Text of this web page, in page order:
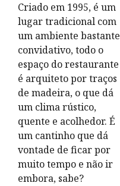
Criado em 1995, é um
lugar tradicional com
um ambiente bastante
convidativo, todo o
espaço do restaurante
é arquiteto por traços
de madeira, o que dá
um clima rústico,
quente e acolhedor. É
um cantinho que dá
vontade de ficar por
muito tempo e não ir
embora, sabe?